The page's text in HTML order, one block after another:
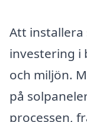
Att installera
investering i
och miljön.
på
processen,